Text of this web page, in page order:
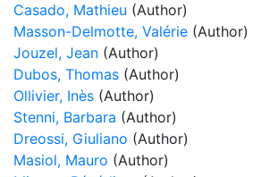
Casado, Mathieu (Author)
Masson-Delmotte, Valérie (Author)
Jouzel, Jean (Author)
Dubos, Thomas (Author)
Ollivier, Inès (Author)
Stenni, Barbara (Author)
Dreossi, Giuliano (Author)
Masiol, Mauro (Author)